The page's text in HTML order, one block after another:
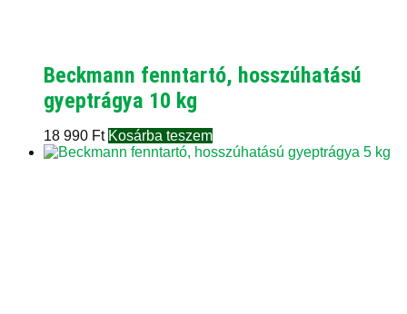
Beckmann fenntartó, hosszúhatású
gyeptrágya 10 kg
18 990 Ft Kosárba teszem